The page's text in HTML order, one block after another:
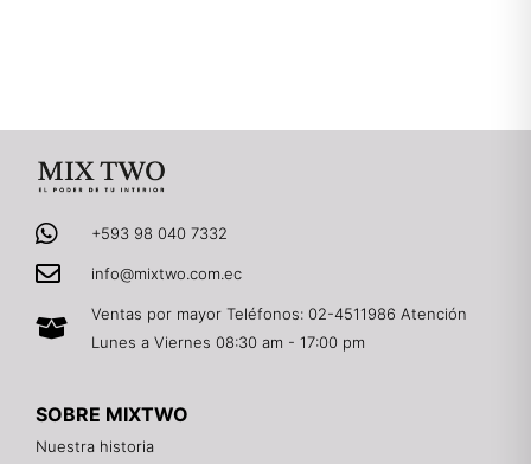
+593 98 040 7332
info@mixtwo.com.ec
Ventas por mayor Teléfonos: 02-4511986 Atención
Lunes a Viernes 08:30 am - 17:00 pm
SOBRE MIXTWO
Nuestra historia